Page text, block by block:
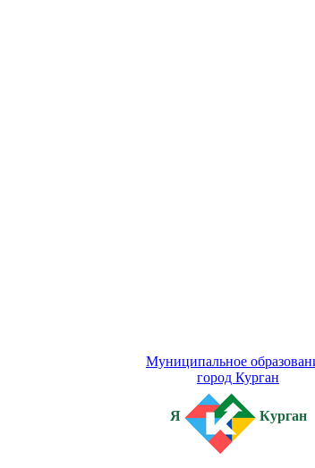
Муниципальное
город Курган
Я Курган